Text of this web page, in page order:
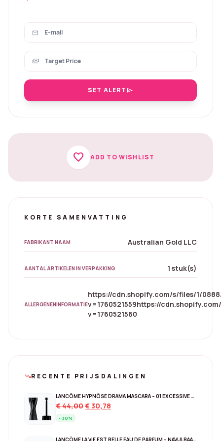
mail
payments
SET ALERTsend
favorite ADD TO WISHLIST
KORTE SAMENVATTING
FABRIKANT NAAM Australian Gold LLC
AANTAL ARTIKELEN IN VERPAKKING 1 stuk(s)
ALLERGENENINFORMATIE
https://cdn.shopify.com/s/files/1/
v=1760521559https://
v=1760521560
trending_downRECENTE PRIJSDALINGEN
LANCÔME HYPNÔSE DRAMA MASCARA – 01 EXCESSIVE BLACK
€44,00Original
€30,78
- 30%
LANCÔME LA VIE EST BELLE EAU DE PARFUM – NAVULBAAR 150 ML